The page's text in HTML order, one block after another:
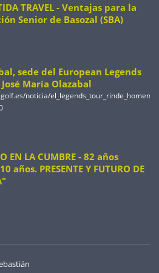
TRAVEL - Ventajas para la
Senior de Basozal (SBA)
sede del European Legends
María Olazabal
noticia/
EN LA CUMBRE - 82 años
años. PRESENTE Y FUTURO DE